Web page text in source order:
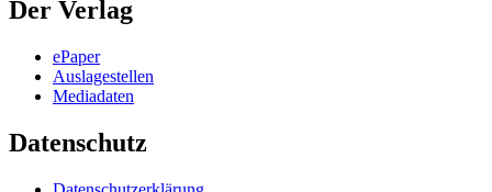
Der Verlag
ePaper
Auslagestellen
Mediadaten
Datenschutz